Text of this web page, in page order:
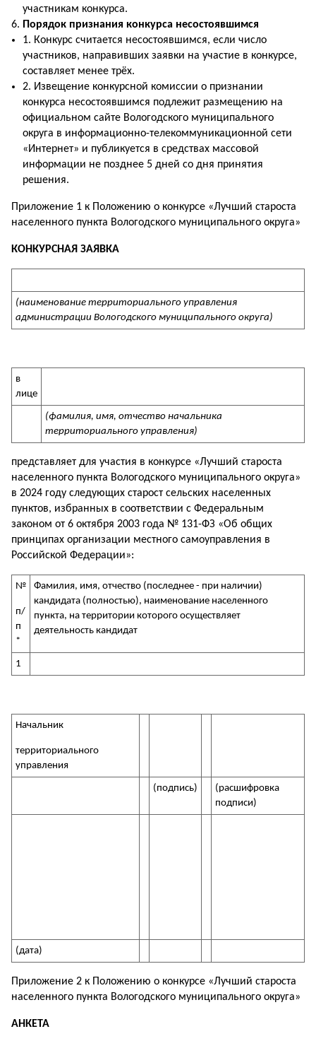
участникам конкурса.
Порядок признания конкурса несостоявшимся
1. Конкурс считается несостоявшимся, если число
участников, направивших заявки на участие в конкурсе,
составляет менее трёх.
2. Извещение конкурсной комиссии о признании
конкурса несостоявшимся подлежит размещению на
официальном сайте Вологодского муниципального
округа в информационно-телекоммуникационной сети
«Интернет» и публикуется в средствах массовой
информации не позднее 5 дней со дня принятия
решения.
Приложение 1 к Положению о конкурсе «Лучший староста
населенного пункта Вологодского муниципального округа»
КОНКУРСНАЯ ЗАЯВКА
(наименование территориального управления
администрации Вологодского муниципального округа)
в
лице
(фамилия, имя, отчество начальника
территориального управления)
представляет для участия в конкурсе «Лучший староста
населенного пункта Вологодского муниципального округа»
в 2024 году следующих старост сельских населенных
пунктов, избранных в соответствии с Федеральным
законом от 6 октября 2003 года № 131-ФЗ «Об общих
принципах организации местного самоуправления в
Российской Федерации»:
№
п/
п
*
Фамилия, имя, отчество (последнее - при наличии)
кандидата (полностью), наименование населенного
пункта, на территории которого осуществляет
деятельность кандидат
1
Начальник
территориального
управления
(подпись)
(расшифровка
подписи)
(дата)
Приложение 2 к Положению о конкурсе «Лучший староста
населенного пункта Вологодского муниципального округа»
АНКЕТА